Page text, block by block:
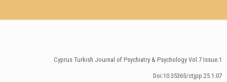
Cyprus Turkish Journal of Psychiatry & Psychology Vol.7 Issue.1
Doi:10.35365/ctjpp.25.1.07